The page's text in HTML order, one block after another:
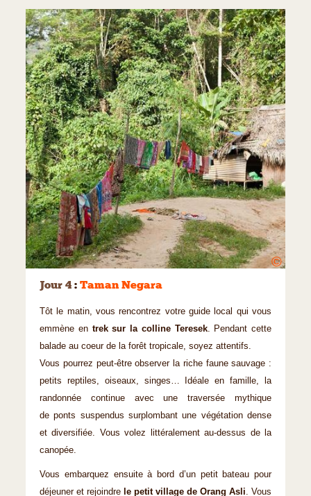
©
Jour 4 : Taman Negara
Tôt le matin, vous rencontrez votre guide local qui vous
emmène en trek sur la colline Teresek. Pendant cette
balade au coeur de la forêt tropicale, soyez attentifs.
Vous pourrez peut-être observer la riche faune sauvage :
petits reptiles, oiseaux, singes… Idéale en famille, la
randonnée continue avec une traversée mythique
de ponts suspendus surplombant une végétation dense
et diversifiée. Vous volez littéralement au-dessus de la
canopée.
Vous embarquez ensuite à bord d’un petit bateau pour
déjeuner et rejoindre le petit village de Orang Asli. Vous